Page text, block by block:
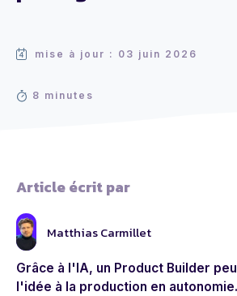
mise à jour : 03 juin 2026
8 minutes
Article écrit par
Matthias Carmillet
Grâce à l'IA, un Product Builder
l'idée à la production en